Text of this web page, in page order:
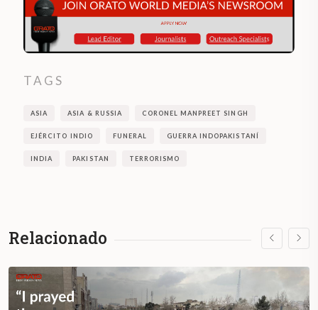
TAGS
ASIA ASIA & RUSSIA CORONEL MANPREET SINGH
EJÉRCITO INDIO FUNERAL GUERRA INDOPAKISTANÍ
INDIA PAKISTAN TERRORISMO
Relacionado